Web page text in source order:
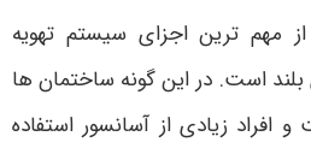
مهم ترین اجزای سیستم تهویه
است. در این گونه ساختمان ها
افراد زیادی از آسانسور استفاده